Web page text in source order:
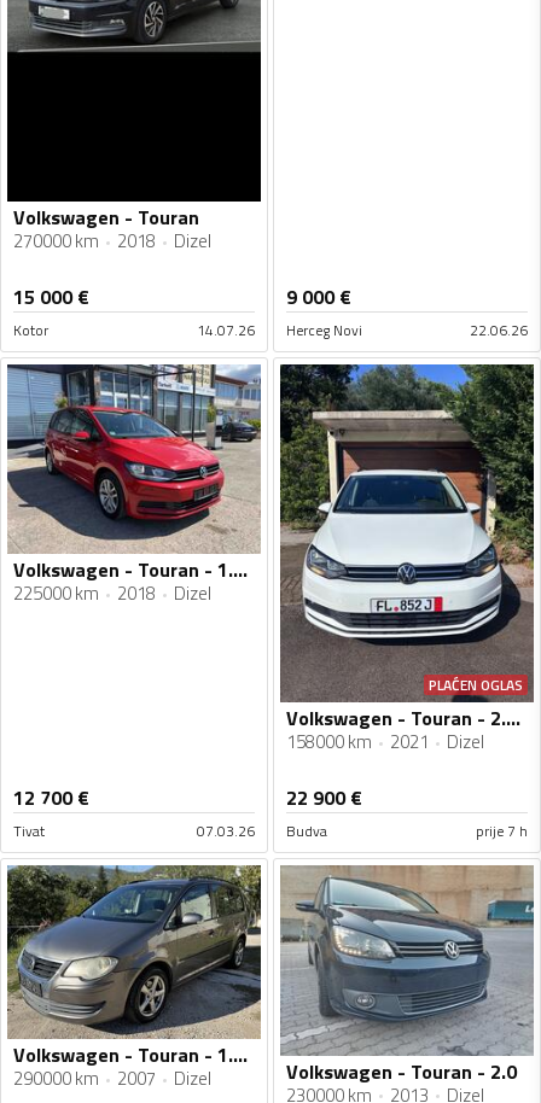
Volkswagen - Touran
270000 km 2018 Dizel
15 000€
Kotor 14.07.26
9 000€
Herceg Novi 22.06.26
Volkswagen - Touran - 1.6 tdi
225000 km 2018 Dizel
12 700€
Tivat 07.03.26
PLAĆEN OGLAS
Volkswagen - Touran - 2.0 TDI
158000 km 2021 Dizel
22 900€
Budva prije 7 h
Volkswagen - Touran - 1.9 TDI
290000 km 2007 Dizel Volkswagen - Touran - 2.0
230000 km 2013 Dizel